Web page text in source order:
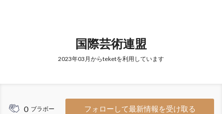
国際芸術連盟
2023年03月からteketを利用しています
0 ブラボー フォローして最新情報を受け取る